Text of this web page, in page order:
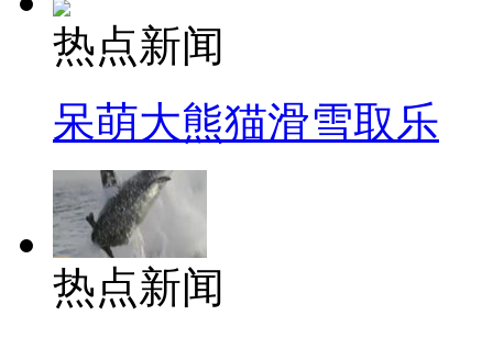
热点新闻
呆萌大熊猫滑雪取乐
热点新闻